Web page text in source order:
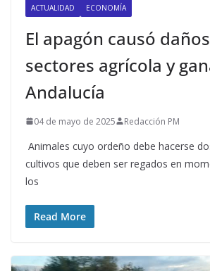
ACTUALIDAD ECONOMÍA
El apagón causó
sectores agrícola y
Andalucía
04 de mayo de 2025 Redacción PM
Animales cuyo ordeño debe hacerse
cultivos que deben ser regados en
los
Read More